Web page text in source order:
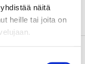
näitä
heille tai joita on